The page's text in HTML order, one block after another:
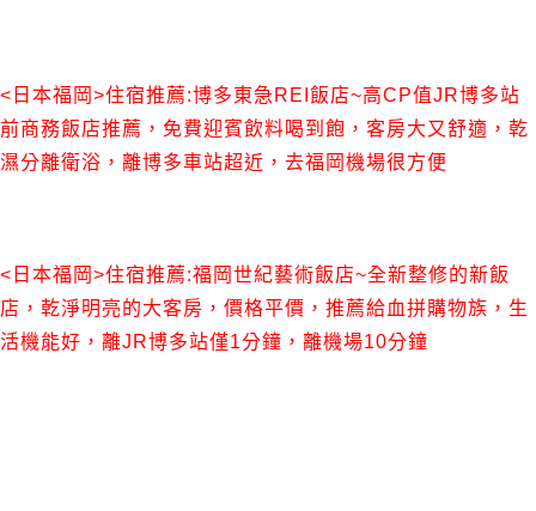
<日本福岡>住宿推薦:博多東急REI飯店~高CP值JR博多站
前商務飯店推薦，免費迎賓飲料喝到飽，客房大又舒適，乾
濕分離衛浴，離博多車站超近，去福岡機場很方便
<日本福岡>住宿推薦:福岡世紀藝術飯店~全新整修的新飯
店，乾淨明亮的大客房，價格平價，推薦給血拼購物族，生
活機能好，離JR博多站僅1分鐘，離機場10分鐘